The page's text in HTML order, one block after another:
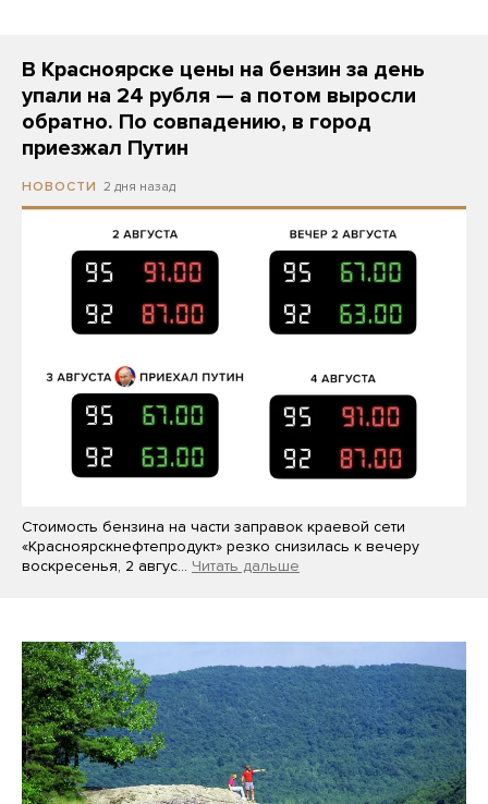
В Красноярске цены на бензин за день
упали на 24 рубля — а потом выросли
обратно. По совпадению, в город
приезжал Путин
НОВОСТИ 2 дня назад
Стоимость бензина на части заправок краевой сети
«Красноярскнефтепродукт» резко снизилась к вечеру
воскресенья, 2 авгус… Читать дальше